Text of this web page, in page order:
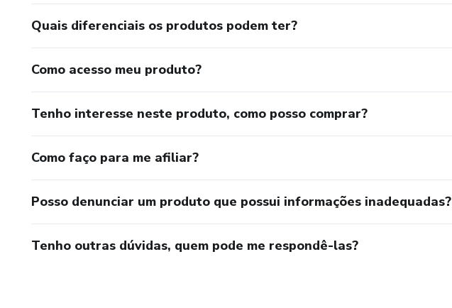
Quais diferenciais os produtos podem ter?
Como acesso meu produto?
Tenho interesse neste produto, como posso comprar?
Como faço para me afiliar?
Posso denunciar um produto que possui informações inadequadas?
Tenho outras dúvidas, quem pode me respondê-las?